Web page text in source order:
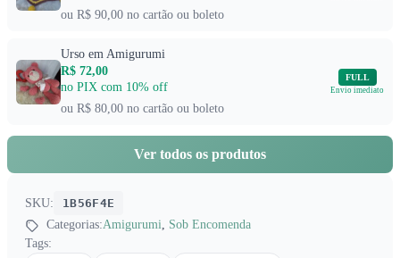
ou R$ 90,00 no cartão ou boleto
Urso em Amigurumi
R$ 72,00
no PIX com 10% off
ou R$ 80,00 no cartão ou boleto
FULL
Envio imediato
Ver todos os produtos
SKU:
1B56F4E
Categorias:Amigurumi, Sob Encomenda
Tags: